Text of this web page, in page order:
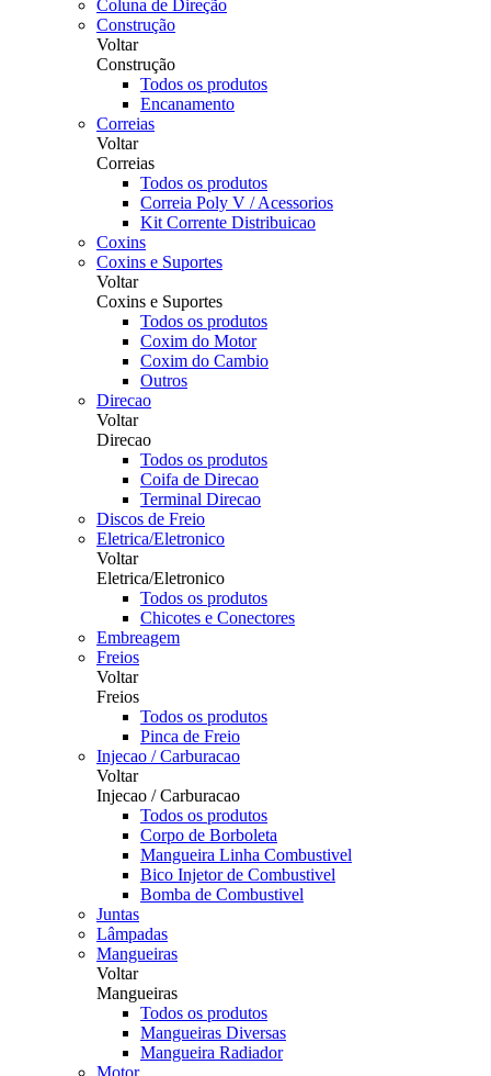
Coluna de Direção
Construção
Voltar
Construção
Todos os produtos
Encanamento
Correias
Voltar
Correias
Todos os produtos
Correia Poly V / Acessorios
Kit Corrente Distribuicao
Coxins
Coxins e Suportes
Voltar
Coxins e Suportes
Todos os produtos
Coxim do Motor
Coxim do Cambio
Outros
Direcao
Voltar
Direcao
Todos os produtos
Coifa de Direcao
Terminal Direcao
Discos de Freio
Eletrica/Eletronico
Voltar
Eletrica/Eletronico
Todos os produtos
Chicotes e Conectores
Embreagem
Freios
Voltar
Freios
Todos os produtos
Pinca de Freio
Injecao / Carburacao
Voltar
Injecao / Carburacao
Todos os produtos
Corpo de Borboleta
Mangueira Linha Combustivel
Bico Injetor de Combustivel
Bomba de Combustivel
Juntas
Lâmpadas
Mangueiras
Voltar
Mangueiras
Todos os produtos
Mangueiras Diversas
Mangueira Radiador
Motor